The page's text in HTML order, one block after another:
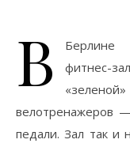
В
Берлине
фитнес-
велотренажеров
педали. Зал так и